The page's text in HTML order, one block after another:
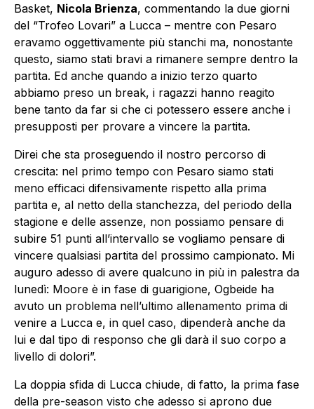
Basket, Nicola Brienza, commentando la due giorni
del “Trofeo Lovari” a Lucca – mentre con Pesaro
eravamo oggettivamente più stanchi ma, nonostante
questo, siamo stati bravi a rimanere sempre dentro la
partita. Ed anche quando a inizio terzo quarto
abbiamo preso un break, i ragazzi hanno reagito
bene tanto da far si che ci potessero essere anche i
presupposti per provare a vincere la partita.
Direi che sta proseguendo il nostro percorso di
crescita: nel primo tempo con Pesaro siamo stati
meno efficaci difensivamente rispetto alla prima
partita e, al netto della stanchezza, del periodo della
stagione e delle assenze, non possiamo pensare di
subire 51 punti all’intervallo se vogliamo pensare di
vincere qualsiasi partita del prossimo campionato. Mi
auguro adesso di avere qualcuno in più in palestra da
lunedì: Moore è in fase di guarigione, Ogbeide ha
avuto un problema nell’ultimo allenamento prima di
venire a Lucca e, in quel caso, dipenderà anche da
lui e dal tipo di responso che gli darà il suo corpo a
livello di dolori”.
La doppia sfida di Lucca chiude, di fatto, la prima fase
della pre-season visto che adesso si aprono due